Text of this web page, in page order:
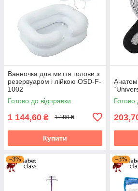
Ванночка для миття голови з
резервуаром і лійкою OSD-F-
1002
Готово до відправки
1 144,60 ₴ 1 180 ₴
Купити
Готово
–3% –3%